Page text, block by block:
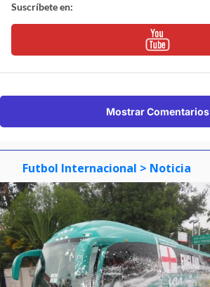
Suscríbete en:
Mostrar Comentarios
Futbol Internacional > Noticia